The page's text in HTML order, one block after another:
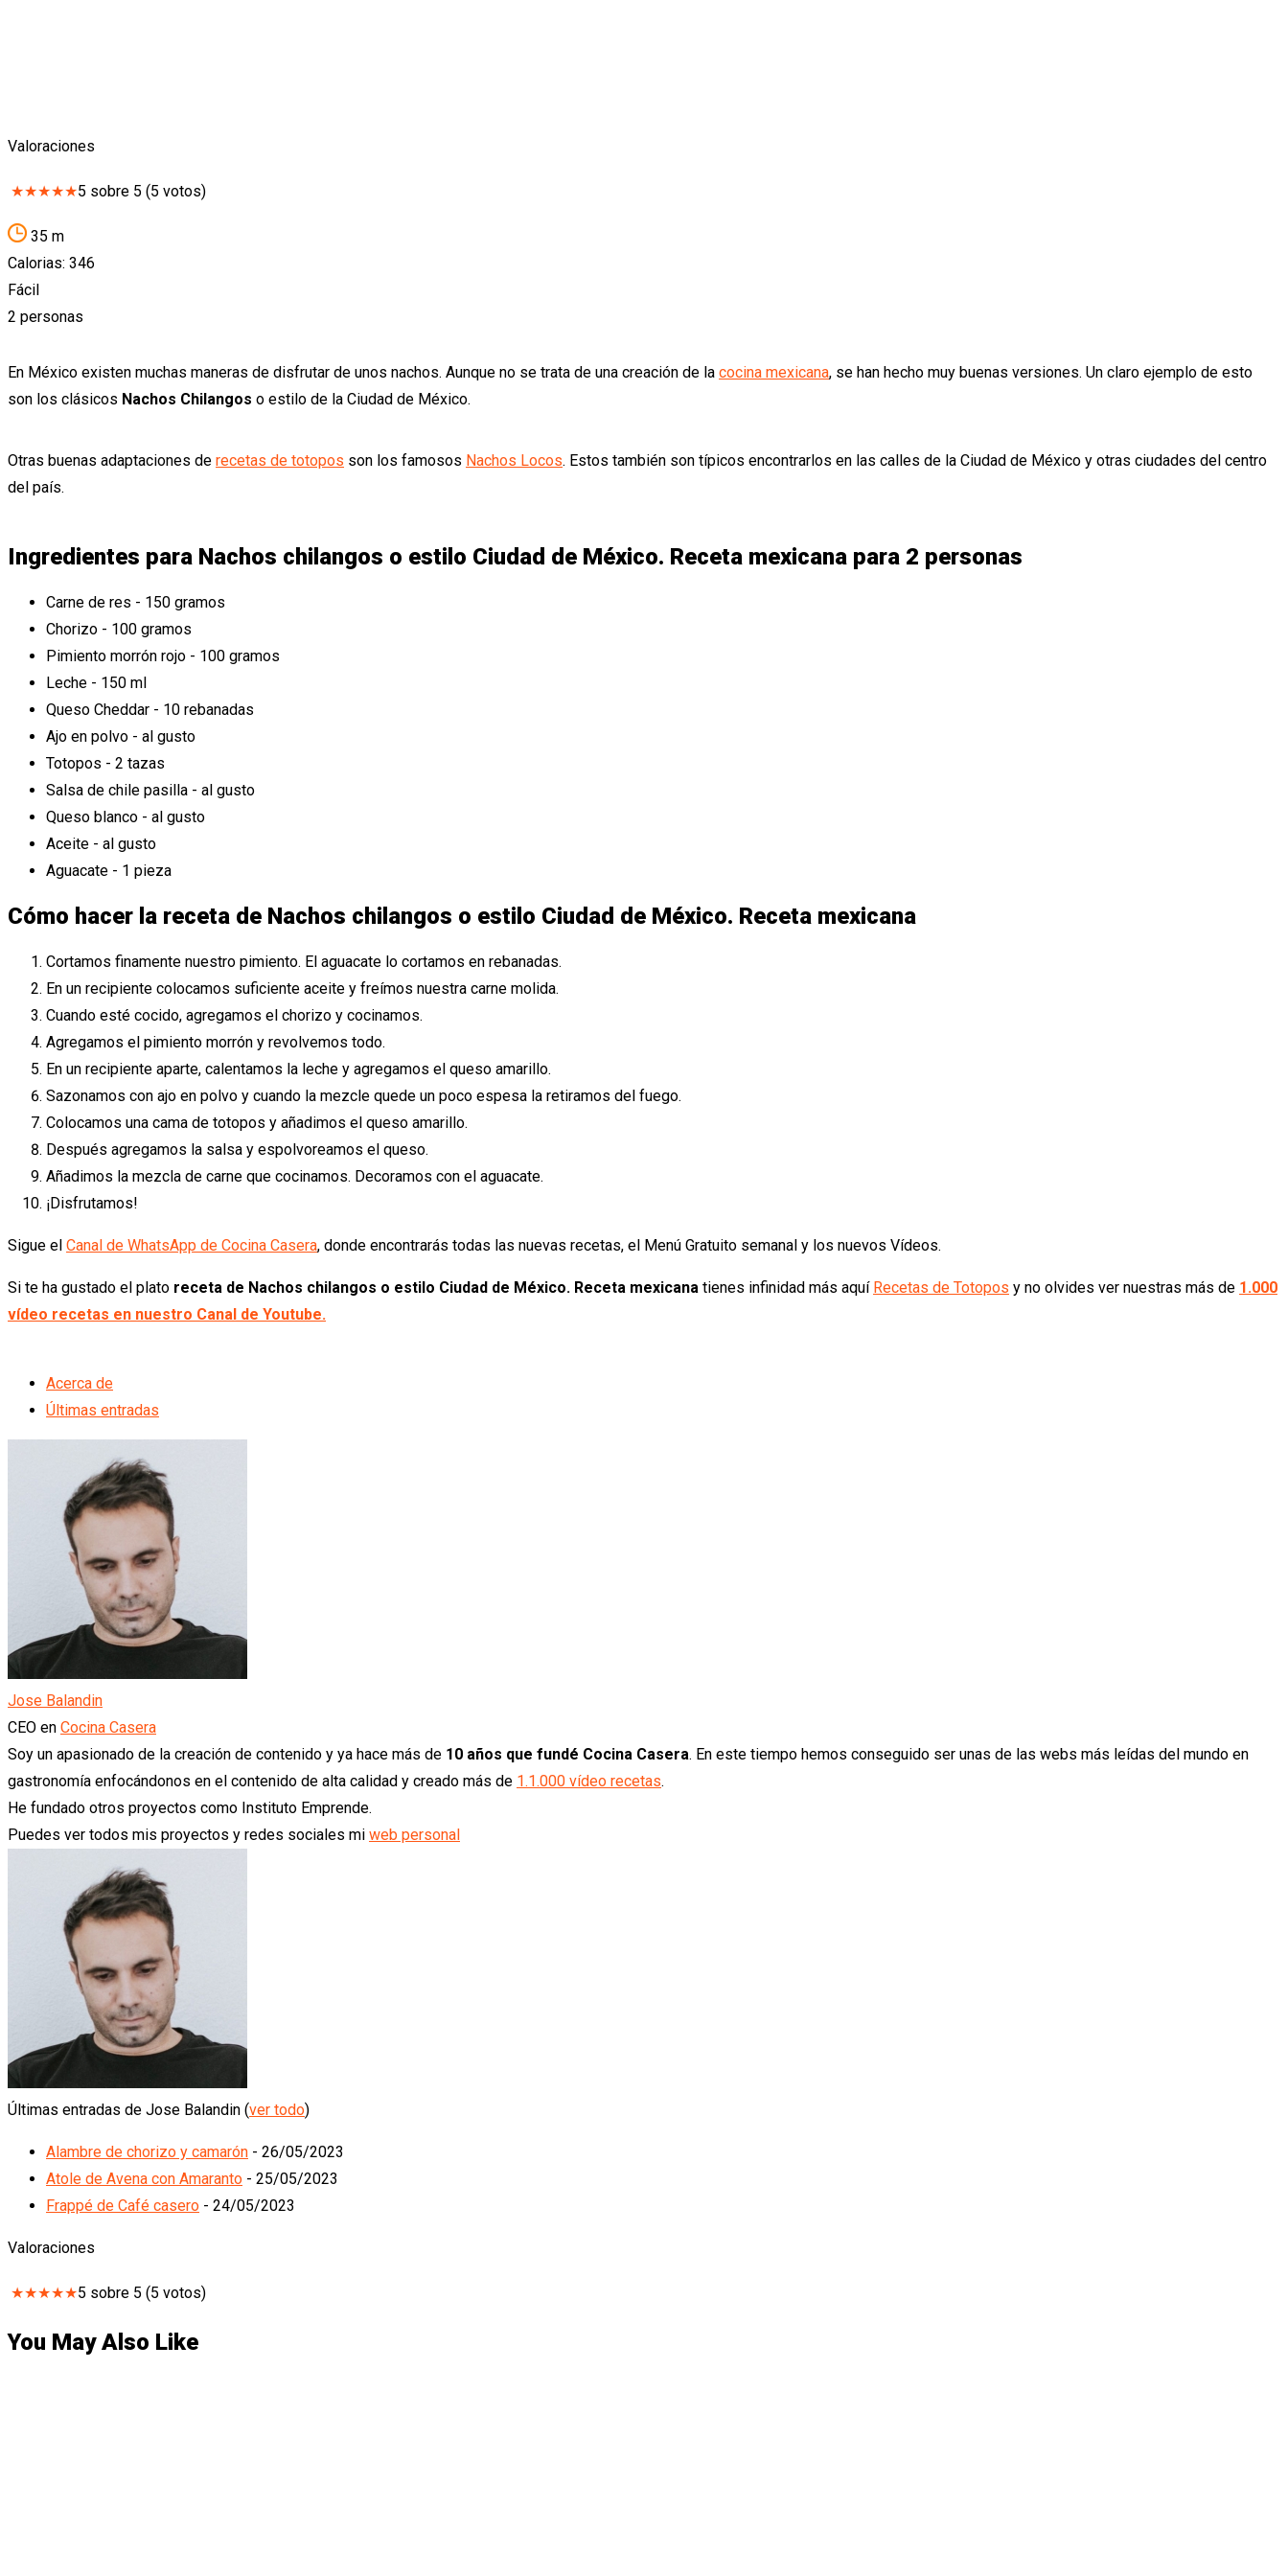
Valoraciones
★★★★★5 sobre 5 (5 votos)
35 m
Calorias: 346
Fácil
2 personas
En México existen muchas maneras de disfrutar de unos nachos. Aunque no se trata de una creación de la cocina mexicana, se han hecho muy buenas versiones. Un claro ejemplo de esto
son los clásicos Nachos Chilangos o estilo de la Ciudad de México.
Otras buenas adaptaciones de recetas de totopos son los famosos Nachos Locos. Estos también son típicos encontrarlos en las calles de la Ciudad de México y otras ciudades del centro
del país.
Ingredientes para Nachos chilangos o estilo Ciudad de México. Receta mexicana para 2 personas
Carne de res - 150 gramos
Chorizo - 100 gramos
Pimiento morrón rojo - 100 gramos
Leche - 150 ml
Queso Cheddar - 10 rebanadas
Ajo en polvo - al gusto
Totopos - 2 tazas
Salsa de chile pasilla - al gusto
Queso blanco - al gusto
Aceite - al gusto
Aguacate - 1 pieza
Cómo hacer la receta de Nachos chilangos o estilo Ciudad de México. Receta mexicana
Cortamos finamente nuestro pimiento. El aguacate lo cortamos en rebanadas.
En un recipiente colocamos suficiente aceite y freímos nuestra carne molida.
Cuando esté cocido, agregamos el chorizo y cocinamos.
Agregamos el pimiento morrón y revolvemos todo.
En un recipiente aparte, calentamos la leche y agregamos el queso amarillo.
Sazonamos con ajo en polvo y cuando la mezcle quede un poco espesa la retiramos del fuego.
Colocamos una cama de totopos y añadimos el queso amarillo.
Después agregamos la salsa y espolvoreamos el queso.
Añadimos la mezcla de carne que cocinamos. Decoramos con el aguacate.
¡Disfrutamos!
Sigue el Canal de WhatsApp de Cocina Casera, donde encontrarás todas las nuevas recetas, el Menú Gratuito semanal y los nuevos Vídeos.
Si te ha gustado el plato receta de Nachos chilangos o estilo Ciudad de México. Receta mexicana tienes infinidad más aquí Recetas de Totopos y no olvides ver nuestras más de 1.000
vídeo recetas en nuestro Canal de Youtube.
Acerca de
Últimas entradas
Jose Balandin
CEO en Cocina Casera
Soy un apasionado de la creación de contenido y ya hace más de 10 años que fundé Cocina Casera. En este tiempo hemos conseguido ser unas de las webs más leídas del mundo en
gastronomía enfocándonos en el contenido de alta calidad y creado más de 1.1.000 vídeo recetas.
He fundado otros proyectos como Instituto Emprende.
Puedes ver todos mis proyectos y redes sociales mi web personal
Últimas entradas de Jose Balandin (ver todo)
Alambre de chorizo y camarón - 26/05/2023
Atole de Avena con Amaranto - 25/05/2023
Frappé de Café casero - 24/05/2023
Valoraciones
★★★★★5 sobre 5 (5 votos)
You May Also Like